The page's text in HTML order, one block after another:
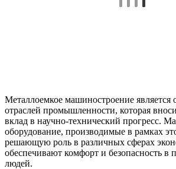
Металлоемкое машиностроение
отраслей промышленности, которая
вклад в научно-технический прогресс.
оборудование, производимые в рамках
решающую роль в различных сферах
обеспечивают комфорт и безопасность в
людей.